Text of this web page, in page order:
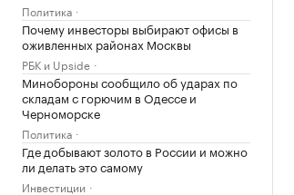
Политика
Почему инвесторы выбирают офисы в
оживленных районах Москвы
РБК и Upside
Минобороны сообщило об ударах по
складам с горючим в Одессе и
Черноморске
Политика
Где добывают золото в России и можно
ли делать это самому
Инвестиции